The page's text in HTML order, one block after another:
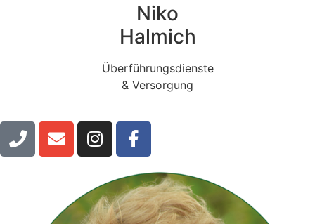
Niko
Halmich
Überführungsdienste
& Versorgung